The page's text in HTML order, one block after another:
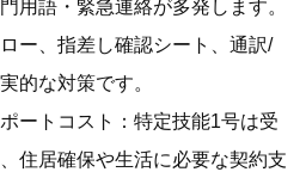
用語・緊急連絡が多発します。
ー、指差し確認シート、通訳/
的な対策です。
ートコスト：特定技能1号は受
住居確保や生活に必要な契約支